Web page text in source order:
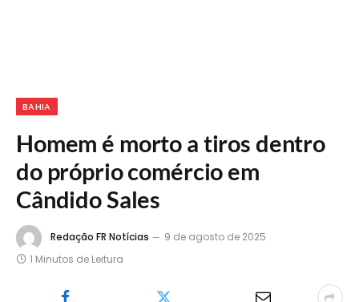
BAHIA
Homem é morto a tiros dentro
do próprio comércio em
Cândido Sales
Redação FR Notícias
9 de agosto de 2025
1 Minutos de Leitura